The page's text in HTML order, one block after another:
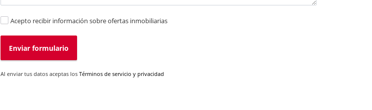
Acepto recibir información sobre ofertas inmobiliarias
Enviar formulario
Al enviar tus datos aceptas los Términos de servicio y privacidad